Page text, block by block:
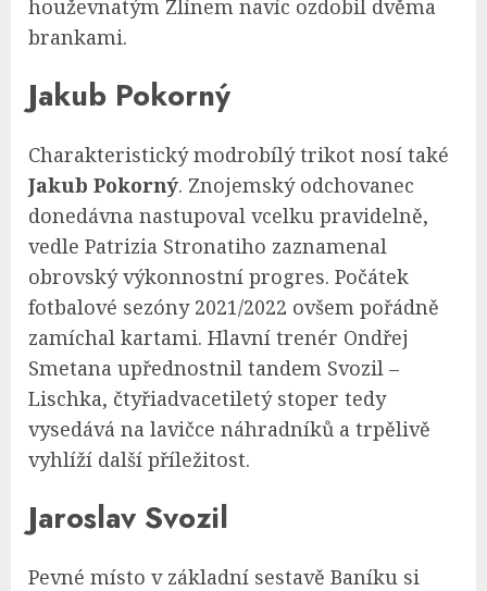
houževnatým Zlínem navíc ozdobil dvěma
brankami.
Jakub Pokorný
Charakteristický modrobílý trikot nosí také
Jakub Pokorný. Znojemský odchovanec
donedávna nastupoval vcelku pravidelně,
vedle Patrizia Stronatiho zaznamenal
obrovský výkonnostní progres. Počátek
fotbalové sezóny 2021/2022 ovšem pořádně
zamíchal kartami. Hlavní trenér Ondřej
Smetana upřednostnil tandem Svozil –
Lischka, čtyřiadvacetiletý stoper tedy
vysedává na lavičce náhradníků a trpělivě
vyhlíží další příležitost.
Jaroslav Svozil
Pevné místo v základní sestavě Baníku si